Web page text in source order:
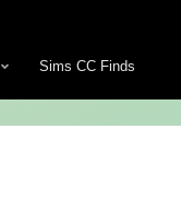
Sims CC Finds